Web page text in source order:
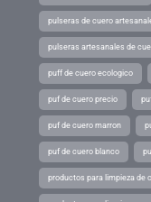
pulseras de cuero
pulseras artesanales de
puff de cuero ecologico
puf de cuero precio
puf de cuero marron
puf de cuero blanco
productos para limpieza de